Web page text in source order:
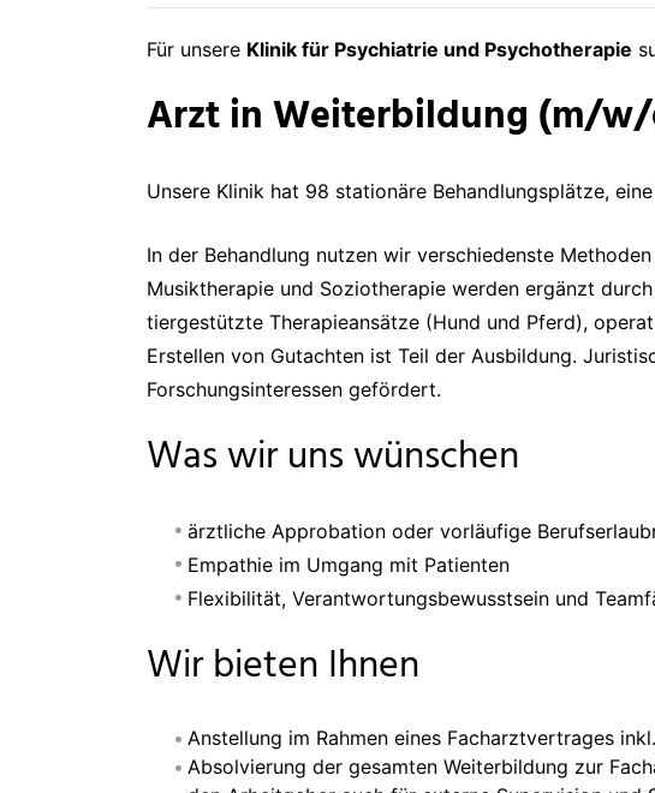
Für unsere Klinik für Psychiatrie und Psychotherapie
Arzt in Weiterbildung (m/w/
Unsere Klinik hat 98 stationäre Behandlungsplätze,
In der Behandlung nutzen wir verschiedenste
Musiktherapie und Soziotherapie werden ergänzt
tiergestützte Therapieansätze (Hund und Pferd),
Erstellen von Gutachten ist Teil der Ausbildung.
Forschungsinteressen gefördert.
Was wir uns wünschen
ärztliche Approbation oder vorläufige
Empathie im Umgang mit Patienten
Flexibilität, Verantwortungsbewusstsein und
Wir bieten Ihnen
Anstellung im Rahmen eines Facharztvertrages
Absolvierung der gesamten Weiterbildung zur